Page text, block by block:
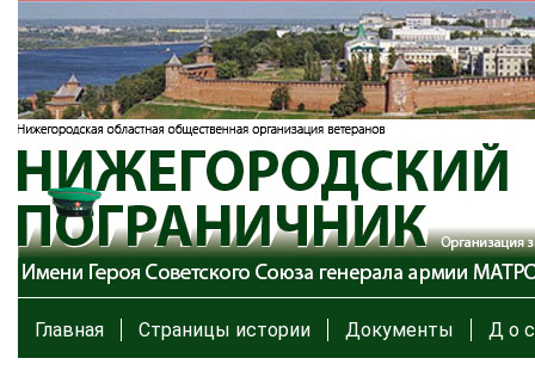
Главная Страницы истории Документы Д о с